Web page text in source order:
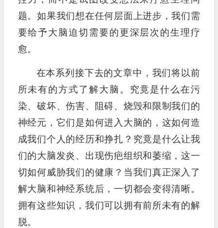
题。如果我们想在任何层面上进步，我们需
要给予大脑迫切需要的更深层次的生理疗
愈。
在本系列接下去的文章中，我们将以前
所未有的方式了解大脑。究竟是什么在污
染、破坏、伤害、阻碍、烧毁和限制我们的
神经元，它们是如何进入大脑的，这如何造
成我们个人的经历和挣扎？究竟是什么让我
们的大脑发炎、出现伤疤组织和萎缩，这一
切如何威胁我们的健康？当我们真正深入了
解大脑和神经系统后，一切都会变得清晰。
拥有这些知识，我们可以拥有前所未有的解
脱。